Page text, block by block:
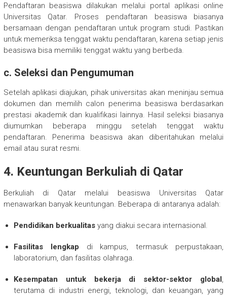
Pendaftaran beasiswa dilakukan melalui portal aplikasi online
Universitas Qatar. Proses pendaftaran beasiswa biasanya
bersamaan dengan pendaftaran untuk program studi. Pastikan
untuk memeriksa tenggat waktu pendaftaran, karena setiap jenis
beasiswa bisa memiliki tenggat waktu yang berbeda.
c. Seleksi dan Pengumuman
Setelah aplikasi diajukan, pihak universitas akan meninjau semua
dokumen dan memilih calon penerima beasiswa berdasarkan
prestasi akademik dan kualifikasi lainnya. Hasil seleksi biasanya
diumumkan beberapa minggu setelah tenggat waktu
pendaftaran. Penerima beasiswa akan diberitahukan melalui
email atau surat resmi.
4. Keuntungan Berkuliah di Qatar
Berkuliah di Qatar melalui beasiswa Universitas Qatar
menawarkan banyak keuntungan. Beberapa di antaranya adalah:
Pendidikan berkualitasyang diakui secara internasional.
Fasilitas lengkap di kampus, termasuk perpustakaan,
laboratorium, dan fasilitas olahraga.
Kesempatan untuk bekerja di sektor-sektor global,
terutama di industri energi, teknologi, dan keuangan, yang